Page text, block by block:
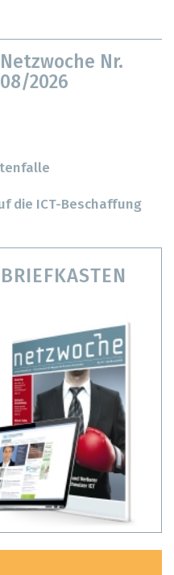
Netzwoche Nr.
08/2026
die ICT-Beschaffung